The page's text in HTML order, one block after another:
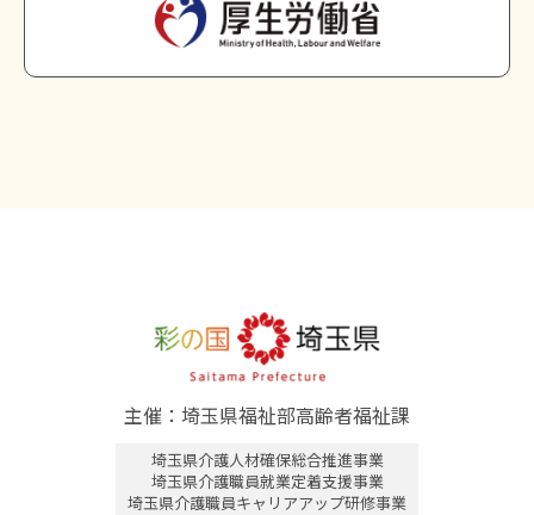
主催：埼玉県福祉部高齢者福祉課
埼玉県介護人材確保総合推進事業
埼玉県介護職員就業定着支援事業
埼玉県介護職員キャリアアップ研修事業